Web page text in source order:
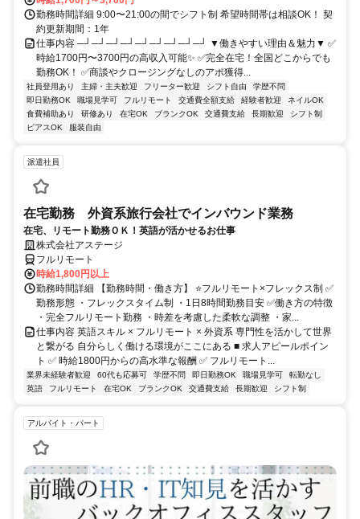
勤務時間詳細 9:00〜21:00の間でシフト制 希望時間帯は相談OK！ 契
約更新期間：1年
仕事内容 ─┘─┘─┘─┘─┘─┘─┘─┘─┘ ▼働きやすい理由＆魅力▼ ✅
時給1700円〜3700円の高収入可能✨ ✅完全在宅！全国どこからでも
勤務OK！ ✅商談やクロージングなしのアポ獲得...
社員登用あり 主婦・主夫歓迎 フリーター歓迎 シフト自由
学歴不問
即日勤務OK
職場見学可 フルリモート 交通費全額支給 経験者歓迎
ネイルOK
食費補助あり
研修あり 在宅OK ブランクOK 交通費支給 長期歓迎
シフト制
ピアスOK
服装自由
派遣社員
在宅勤務 外資系旅行会社でインバウンド業務
在宅、リモート勤務ＯＫ！英語が活かせるお仕事
株式会社アステージ
フルリモート
時給1,800円以上
勤務時間詳細 【勤務時間・働き方】 ⭐フルリモート×フレックス制 ✅
勤務形態 ・フレックスタイム制 ・1日8時間勤務目安 ✅働き方の特徴
・完全フルリモート勤務 ・時差を考慮した柔軟な調整 ・家...
仕事内容 英語スキル × フルリモート × 外資系 専門性を活かして世界
と繋がる 自分らしく働ける環境がここにある ■ 求人アピールポイン
ト ✅ 時給1800円からの高水準な報酬 ✅ フルリモート...
業界未経験者歓迎 60代も応募可 学歴不問 即日勤務OK 職場見学可
転勤なし
英語
フルリモート 在宅OK ブランクOK 交通費支給 長期歓迎 シフト制
アルバイト・パート